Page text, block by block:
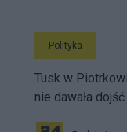
Polityka
Tusk w
nie dawała